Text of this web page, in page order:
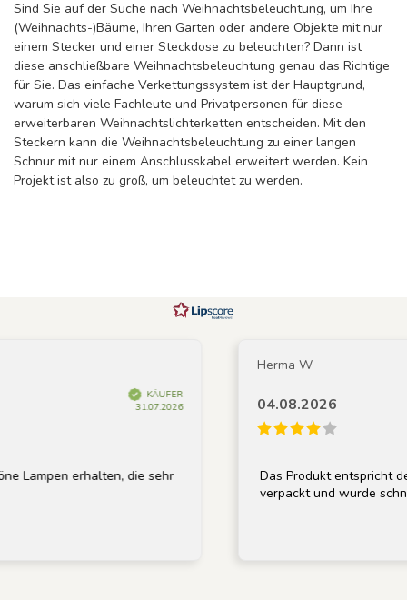
Sind Sie auf der Suche nach Weihnachtsbeleuchtung, um Ihre
(Weihnachts-)Bäume, Ihren Garten oder andere Objekte mit nur
einem Stecker und einer Steckdose zu beleuchten? Dann ist
diese anschließbare Weihnachtsbeleuchtung genau das Richtige
für Sie. Das einfache Verkettungssystem ist der Hauptgrund,
warum sich viele Fachleute und Privatpersonen für diese
erweiterbaren Weihnachtslichterketten entscheiden. Mit den
Steckern kann die Weihnachtsbeleuchtung zu einer langen
Schnur mit nur einem Anschlusskabel erweitert werden. Kein
Projekt ist also zu groß, um beleuchtet zu werden.
KÄUFER
31.07.2026
erhalten, die sehr
Herma W
04.08.2026
Das Produkt entspricht der
verpackt und wurde schnell